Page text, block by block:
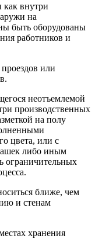
внутри
на
быть оборудованы
работников и
или
неотъемлемой
производственных
на полу
цвета, или с
либо иным
ограничительных
ближе, чем
и стенам
хранения